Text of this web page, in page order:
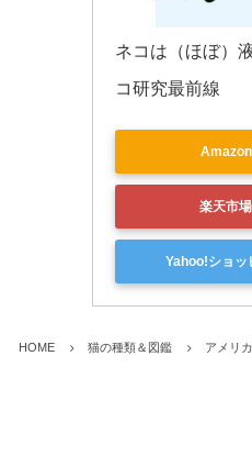
ネコは（ほぼ）
コ研究最前線
楽天市
Yahoo!ショッ
HOME 猫の種類＆図鑑 アメリ